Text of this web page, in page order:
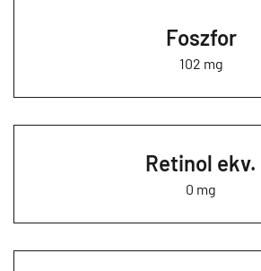
Foszfor
102 mg
Retinol ekv.
0 mg